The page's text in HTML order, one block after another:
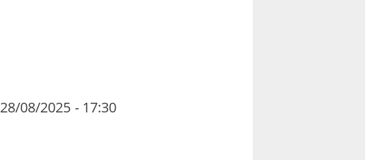
28/08/2025 - 17:30